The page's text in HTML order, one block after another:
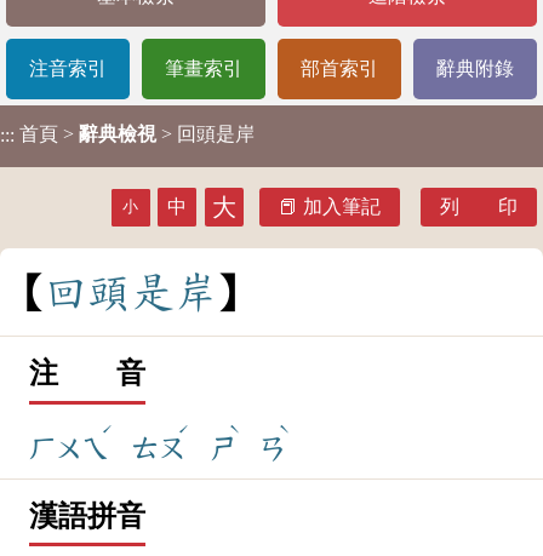
注音索引 筆畫索引 部首索引 辭典附錄
::: 首頁 > 辭典檢視 > 回頭是岸
小 中 大 加入筆記 列 印
回頭 是 岸
注 音
ㄏㄨㄟ
ˊ
ㄊㄡ
ˊ
ㄕ
ˋ
ㄢ
ˋ
漢語拼音